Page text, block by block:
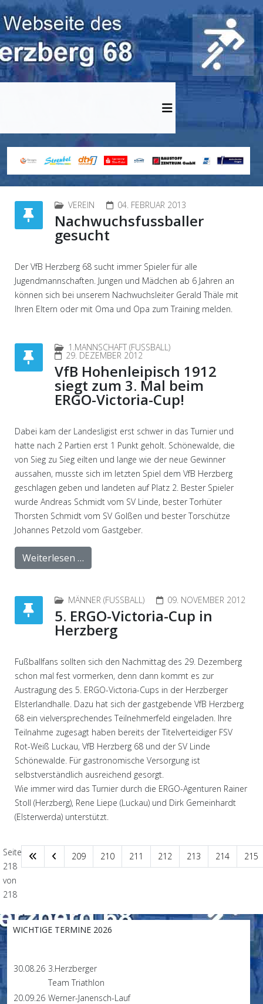
VEREIN 04. FEBRUAR 2013
Nachwuchsfussballer
gesucht
Der VfB Herzberg 68 sucht immer Spieler für alle
Jugendmannschaften. Jungen und Mädchen ab 6 Jahren an
können sich bei unserem Nachwuchsleiter Gerald Thäle mit
Ihren Eltern oder mit Oma und Opa zum Training melden.
1.MANNSCHAFT (FUSSBALL)
29. DEZEMBER 2012
VfB Hohenleipisch 1912
siegt zum 3. Mal beim
ERGO-Victoria-Cup!
Dabei kam der Landesligist erst schwer in das Turnier und
hatte nach 2 Partien erst 1 Punkt geholt. Schönewalde, die
von Sieg zu Sieg eilten und lange wie der neue Gewinner
aussahen, musste sich im letzten Spiel dem VfB Herzberg
geschlagen geben und landeten auf Platz 2. Bester Spieler
wurde Andreas Schmidt vom SV Linde, bester Torhüter
Thorsten Schmidt vom SV Golßen und bester Torschütze
Johannes Petzold vom Gastgeber.
Weiterlesen …
MÄNNER (FUSSBALL) 09. NOVEMBER 2012
5. ERGO-Victoria-Cup in
Herzberg
Fußballfans sollten sich den Nachmittag des 29. Dezemberg
schon mal fest vormerken, denn dann kommt es zur
Austragung des 5. ERGO-Victoria-Cups in der Herzberger
Elsterlandhalle. Dazu hat sich der gastgebende VfB Herzberg
68 ein vielversprechendes Teilnehmerfeld eingeladen. Ihre
Teilnahme zugesagt haben bereits der Titelverteidiger FSV
Rot-Weiß Luckau, VfB Herzberg 68 und der SV Linde
Schönewalde. Für gastronomische Versorgung ist
selbstverständlich ausreichend gesorgt.
Wie immer wird das Turnier durch die ERGO-Agenturen Rainer
Stoll (Herzberg), Rene Liepe (Luckau) und Dirk Gemeinhardt
(Elsterwerda) unterstützt.
Seite
218
von
218
209 210 211 212 213 214 215
WICHTIGE TERMINE 2026
30.08.26 3.Herzberger
Team Triathlon
20.09.26 Werner-Janensch-Lauf